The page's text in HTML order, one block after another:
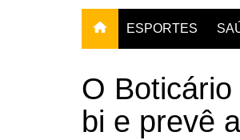
ESPORTES
O
bi e prevê